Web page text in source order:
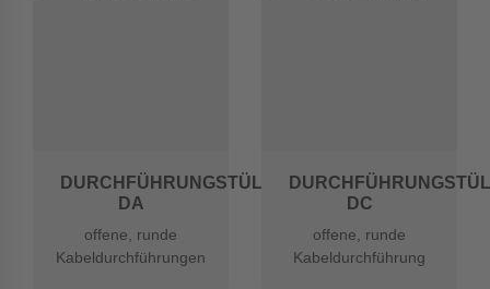
DURCHFÜHRUNGSTÜLLEN
DA
offene, runde
Kabeldurchführungen
DC
offene, runde
Kabeldurchführung